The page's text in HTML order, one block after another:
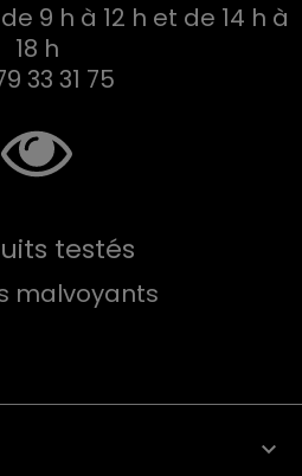
9 h à 12 h et de 14 h à
18 h
33 31 75
testés
malvoyants
